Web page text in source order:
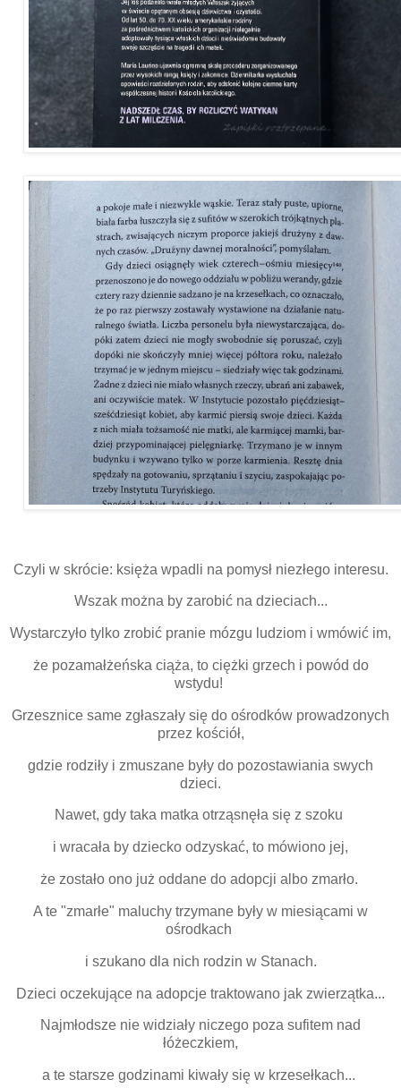
Czyli w skrócie: księża wpadli na pomysł niezłego interesu.
Wszak można by zarobić na dzieciach...
Wystarczyło tylko zrobić pranie mózgu ludziom i wmówić im,
że pozamałżeńska ciąża, to ciężki grzech i powód do
wstydu!
Grzesznice same zgłaszały się do ośrodków prowadzonych
przez kościół,
gdzie rodziły i zmuszane były do pozostawiania swych
dzieci.
Nawet, gdy taka matka otrząsnęła się z szoku
i wracała by dziecko odzyskać, to mówiono jej,
że zostało ono już oddane do adopcji albo zmarło.
A te "zmarłe" maluchy trzymane były w miesiącami w
ośrodkach
i szukano dla nich rodzin w Stanach.
Dzieci oczekujące na adopcje traktowano jak zwierzątka...
Najmłodsze nie widziały niczego poza sufitem nad
łóżeczkiem,
a te starsze godzinami kiwały się w krzesełkach...